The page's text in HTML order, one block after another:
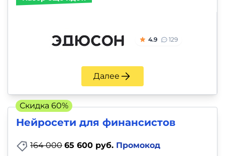
4.9 129
Далее
Нейросети для финансистов
164 000 65 600 руб. Промокод
Скидка 60%